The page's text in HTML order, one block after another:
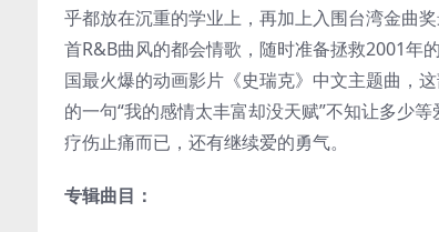
乎都放在沉重的学业上，再加上入围台湾金曲
首R&B曲风的都会情歌，随时准备拯救2001年
国最火爆的动画影片《史瑞克》中文主题曲，
的一句“我的感情太丰富却没天赋”不知让多少
疗伤止痛而已，还有继续爱的勇气。
专辑曲目：